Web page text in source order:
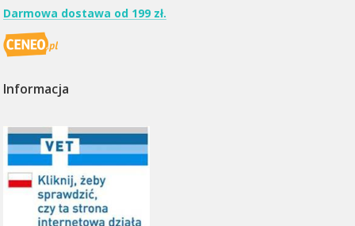
Darmowa dostawa od 199 zł.
Informacja